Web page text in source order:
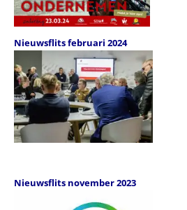
Nieuwsflits februari 2024
Nieuwsflits november 2023